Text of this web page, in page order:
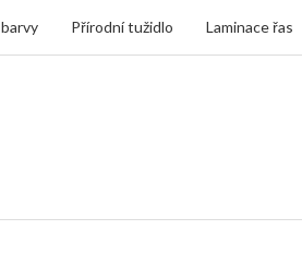
Přírodní tužidlo Laminace řas